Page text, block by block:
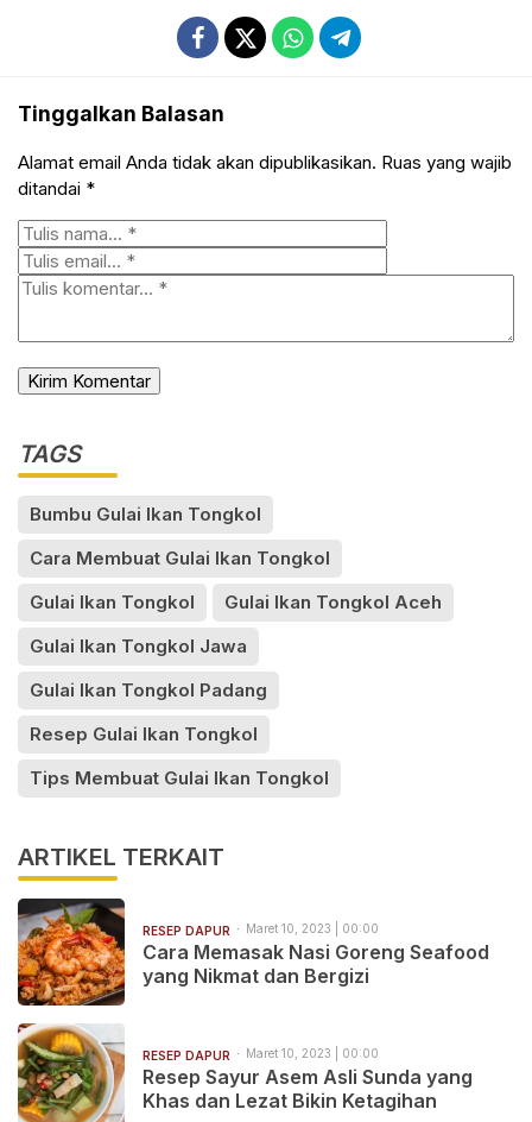
Tinggalkan Balasan
Alamat email Anda tidak akan dipublikasikan. Ruas yang wajib
ditandai *
TAGS
Bumbu Gulai Ikan Tongkol
Cara Membuat Gulai Ikan Tongkol
Gulai Ikan Tongkol
Gulai Ikan Tongkol Aceh
Gulai Ikan Tongkol Jawa
Gulai Ikan Tongkol Padang
Resep Gulai Ikan Tongkol
Tips Membuat Gulai Ikan Tongkol
ARTIKEL TERKAIT
RESEP DAPUR Maret 10, 2023 | 00:00
Cara Memasak Nasi Goreng Seafood
yang Nikmat dan Bergizi
RESEP DAPUR Maret 10, 2023 | 00:00
Resep Sayur Asem Asli Sunda yang
Khas dan Lezat Bikin Ketagihan